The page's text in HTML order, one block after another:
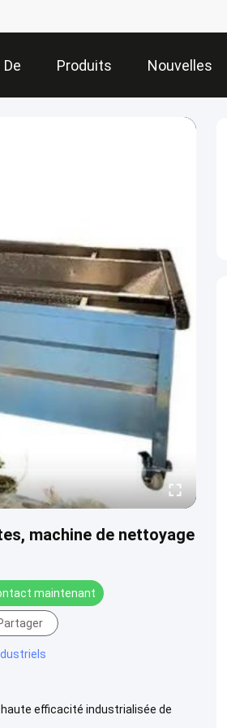
Produits Nouvelles
machine de nettoyage
maintenant
efficacité industrialisée de